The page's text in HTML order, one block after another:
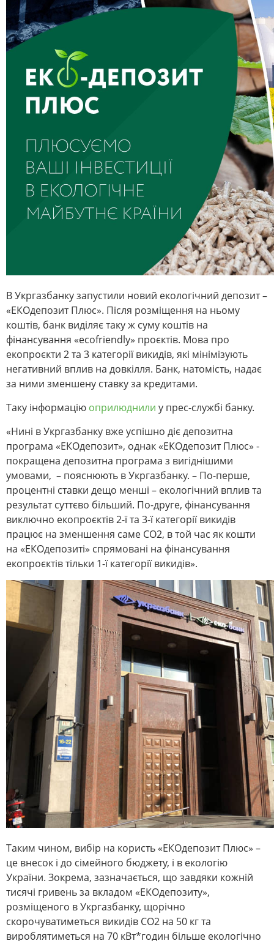
В Укргазбанку запустили новий екологічний депозит –
«ЕКОдепозит Плюс». Після розміщення на ньому
коштів, банк виділяє таку ж суму коштів на
фінансування «ecofriendly» проєктів. Мова про
екопроєкти 2 та 3 категорії викидів, які мінімізують
негативний вплив на довкілля. Банк, натомість, надає
за ними зменшену ставку за кредитами.
Таку інформацію оприлюднили у прес-службі банку.
«Нині в Укргазбанку вже успішно діє депозитна
програма «ЕКОдепозит», однак «ЕКОдепозит Плюс» -
покращена депозитна програма з вигіднішими
умовами, – пояснюють в Укргазбанку. – По-перше,
процентні ставки дещо менші – екологічний вплив та
результат суттєво більший. По-друге, фінансування
виключно екопроєктів 2-ї та 3-ї категорії викидів
працює на зменшення саме СО2, в той час як кошти
на «ЕКОдепозиті» спрямовані на фінансування
екопроєктів тільки 1-ї категорії викидів».
Таким чином, вибір на користь «ЕКОдепозит Плюс» –
це внесок і до сімейного бюджету, і в екологію
України. Зокрема, зазначається, що завдяки кожній
тисячі гривень за вкладом «ЕКОдепозиту»,
розміщеного в Укргазбанку, щорічно
скорочуватиметься викидів СО2 на 50 кг та
вироблятиметься на 70 кВт*годин більше екологічно